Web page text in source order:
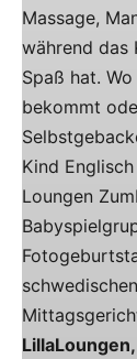
Massage,
während das
Spaß hat.
bekommt
Kind
Loungen